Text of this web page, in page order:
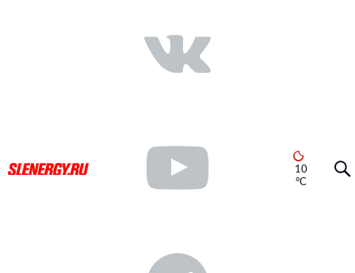
10
°C